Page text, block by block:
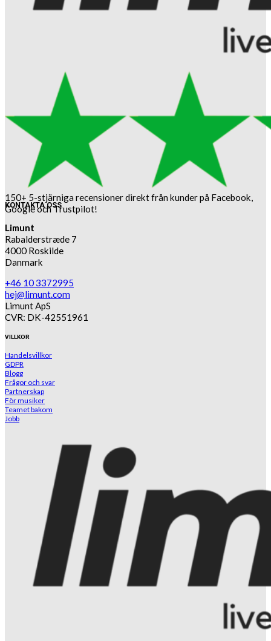
150+ 5-stjärniga recensioner direkt från kunder på Facebook,
Google och Trustpilot!
KONTAKTA OSS
Limunt
Rabalderstræde 7
4000 Roskilde
Danmark
+46 10 3372995
hej@limunt.com
Limunt ApS
CVR: DK-42551961
VILLKOR
Handelsvillkor
GDPR
Blogg
Frågor och svar
Partnerskap
För musiker
Teamet bakom
Jobb